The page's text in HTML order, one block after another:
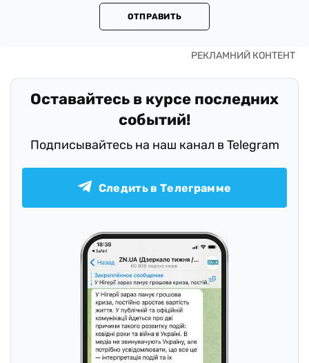
ОТПРАВИТЬ
Оставайтесь в курсе последних
событий!
Подписывайтесь на наш канал в Telegram
Следить в Телеграмме